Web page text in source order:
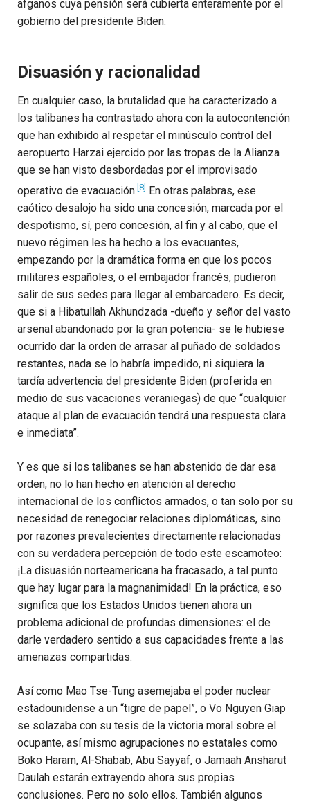
afganos cuya pensión será cubierta enteramente por el
gobierno del presidente Biden.
Disuasión y racionalidad
En cualquier caso, la brutalidad que ha caracterizado a
los talibanes ha contrastado ahora con la autocontención
que han exhibido al respetar el minúsculo control del
aeropuerto Harzai ejercido por las tropas de la Alianza
que se han visto desbordadas por el improvisado
operativo de evacuación. [8] En otras palabras, ese
caótico desalojo ha sido una concesión, marcada por el
despotismo, sí, pero concesión, al fin y al cabo, que el
nuevo régimen les ha hecho a los evacuantes,
empezando por la dramática forma en que los pocos
militares españoles, o el embajador francés, pudieron
salir de sus sedes para llegar al embarcadero. Es decir,
que si a Hibatullah Akhundzada -dueño y señor del vasto
arsenal abandonado por la gran potencia- se le hubiese
ocurrido dar la orden de arrasar al puñado de soldados
restantes, nada se lo habría impedido, ni siquiera la
tardía advertencia del presidente Biden (proferida en
medio de sus vacaciones veraniegas) de que “cualquier
ataque al plan de evacuación tendrá una respuesta clara
e inmediata”.
Y es que si los talibanes se han abstenido de dar esa
orden, no lo han hecho en atención al derecho
internacional de los conflictos armados, o tan solo por su
necesidad de renegociar relaciones diplomáticas, sino
por razones prevalecientes directamente relacionadas
con su verdadera percepción de todo este escamoteo:
¡La disuasión norteamericana ha fracasado, a tal punto
que hay lugar para la magnanimidad! En la práctica, eso
significa que los Estados Unidos tienen ahora un
problema adicional de profundas dimensiones: el de
darle verdadero sentido a sus capacidades frente a las
amenazas compartidas.
Así como Mao Tse-Tung asemejaba el poder nuclear
estadounidense a un “tigre de papel”, o Vo Nguyen Giap
se solazaba con su tesis de la victoria moral sobre el
ocupante, así mismo agrupaciones no estatales como
Boko Haram, Al-Shabab, Abu Sayyaf, o Jamaah Ansharut
Daulah estarán extrayendo ahora sus propias
conclusiones. Pero no solo ellos. También algunos